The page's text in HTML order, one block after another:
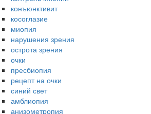
конъюнктивит
косоглазие
миопия
нарушения зрения
острота зрения
очки
пресбиопия
рецепт на очки
синий свет
амблиопия
анизометропия